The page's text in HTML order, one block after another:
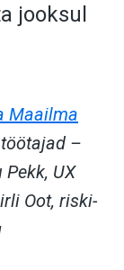
jooksul
Maailma
–
UX
Oot, riski-